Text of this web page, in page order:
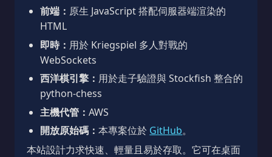
前端： 原生 JavaScript 搭配伺服器端渲染的
HTML
即時： 用於 Kriegspiel 多人對戰的
WebSockets
西洋棋引擎： 用於走子驗證與 Stockfish 整合的
python-chess
主機代管：AWS
開放原始碼：本專案位於 GitHub。
本站設計力求快速、輕量且易於存取。它可在桌面